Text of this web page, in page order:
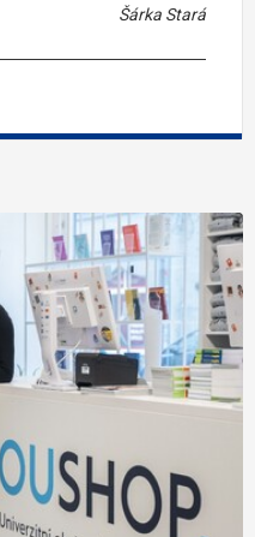
Šárka Stará